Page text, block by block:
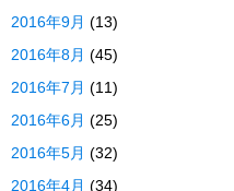
2016年9月 (13)
2016年8月 (45)
2016年7月 (11)
2016年6月 (25)
2016年5月 (32)
2016年4月 (34)